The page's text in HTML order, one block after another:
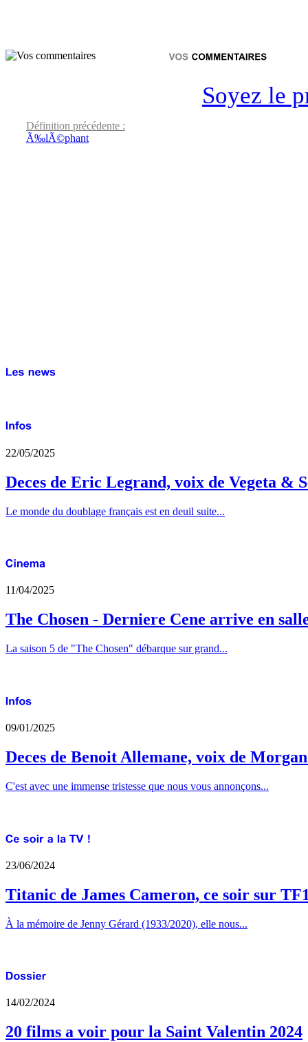
Soyez le
Définition précédente :
Ã‰lÃ©phant
22/05/2025
Deces de Eric Legrand, voix de Vegeta &
Le monde du doublage français est en deuil suite...
11/04/2025
The Chosen - Derniere Cene arrive en
La saison 5 de "The Chosen" débarque sur grand...
09/01/2025
Deces de Benoit Allemane, voix de
C'est avec une immense tristesse que nous vous annonçons...
23/06/2024
Titanic de James Cameron, ce soir sur
À la mémoire de Jenny Gérard (1933/2020), elle nous...
14/02/2024
20 films a voir pour la Saint Valentin 2024